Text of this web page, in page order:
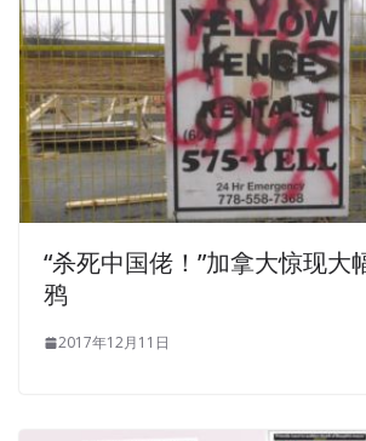
“杀死中国佬！”加拿大惊现大
鸦
2017年12月11日